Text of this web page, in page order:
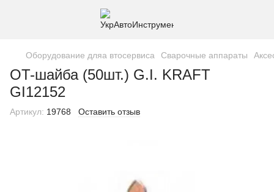
Оборудование дляа втосервиса Сварочные аппараты
OT-шайба (50шт.) G.I. KRAFT
GI12152
Артикул: 19768 Оставить отзыв